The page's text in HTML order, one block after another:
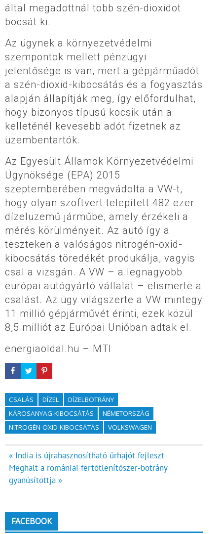
által megadottnál több szén-dioxidot
bocsát ki.
Az ügynek a környezetvédelmi
szempontok mellett pénzügyi
jelentősége is van, mert a gépjárműadót
a szén-dioxid-kibocsátás és a fogyasztás
alapján állapítják meg, így előfordulhat,
hogy bizonyos típusú kocsik után a
kelleténél kevesebb adót fizetnek az
üzembentartók.
Az Egyesült Államok Környezetvédelmi
Ügynöksége (EPA) 2015
szeptemberében megvádolta a VW-t,
hogy olyan szoftvert telepített 482 ezer
dízelüzemű járműbe, amely érzékeli a
mérés körülményeit. Az autó így a
teszteken a valóságos nitrogén-oxid-
kibocsátás töredékét produkálja, vagyis
csal a vizsgán. A VW – a legnagyobb
európai autógyártó vállalat – elismerte a
csalást. Az ügy világszerte a VW mintegy
11 millió gépjárművét érinti, ezek közül
8,5 milliót az Európai Unióban adtak el.
energiaoldal.hu – MTI
CSALÁS DÍZEL
DÍZELBOTRÁNY
KÁROSANYAG-KIBOCSÁTÁS
NÉMETORSZÁG
NITROGÉN-OXID-KIBOCSÁTÁS
VOLKSWAGEN
Bejegyzés
navigáció
« India is újrahasznosítható űrhajót fejleszt
Meghalt a romániai fertőtlenítőszer-botrány
gyanúsítottja »
FACEBOOK